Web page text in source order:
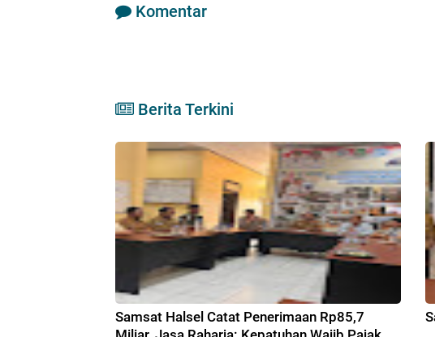
Komentar
Berita Terkini
Samsat Halsel Catat Penerimaan Rp85,7